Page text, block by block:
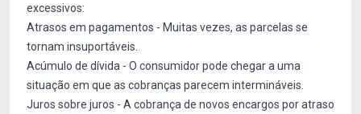
excessivos:
Atrasos em pagamentos - Muitas vezes, as parcelas se
tornam insuportáveis.
Acúmulo de dívida - O consumidor pode chegar a uma
situação em que as cobranças parecem intermináveis.
Juros sobre juros - A cobrança de novos encargos por atraso